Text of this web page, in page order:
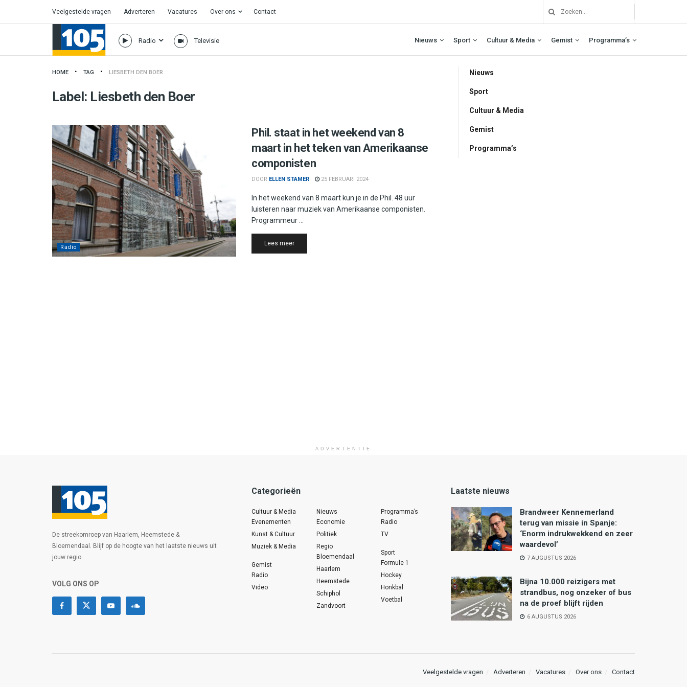
Veelgestelde vragen Adverteren Vacatures Over ons Contact
Radio Televisie Nieuws Sport Cultuur & Media Gemist Programma’s
HOME TAG LIESBETH DEN BOER
Label: Liesbeth den Boer
Radio
Phil. staat in het weekend van 8
maart in het teken van Amerikaanse
componisten
DOOR ELLEN STAMER 25 FEBRUARI 2024
In het weekend van 8 maart kun je in de Phil. 48 uur
luisteren naar muziek van Amerikaanse componisten.
Programmeur ...
Lees meerDetails
Nieuws
Sport
Cultuur & Media
Gemist
Programma’s
ADVERTENTIE
De streekomroep van Haarlem, Heemstede &
Bloemendaal. Blijf op de hoogte van het laatste nieuws uit
jouw regio.
VOLG ONS OP
Categorieën
Cultuur & Media
Evenementen
Kunst & Cultuur
Muziek & Media
Gemist
Radio
Video
Nieuws
Economie
Politiek
Regio
Bloemendaal
Haarlem
Heemstede
Schiphol
Zandvoort
Programma’s
Radio
TV
Sport
Formule 1
Hockey
Honkbal
Voetbal
Laatste nieuws
Brandweer Kennemerland
terug van missie in Spanje:
‘Enorm indrukwekkend en zeer
waardevol’
7 AUGUSTUS 2026
Bijna 10.000 reizigers met
strandbus, nog onzeker of bus
na de proef blijft rijden
6 AUGUSTUS 2026
Veelgestelde vragen Adverteren Vacatures Over ons Contact